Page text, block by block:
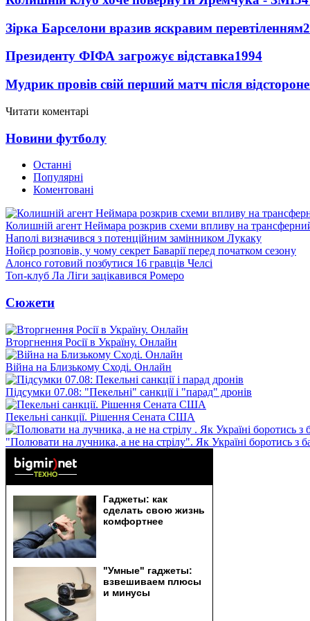
Зірка Барселони вразив яскравим перевтіленням
Президенту ФІФА загрожує відставка1994
Мудрик провів свій перший матч після
Читати коментарі
Новини футболу
Останні
Популярні
Коментовані
Колишній агент Неймара розкрив схеми впливу на
Наполі визначився з потенційним замінником Лукаку
Нойєр розповів, у чому секрет Баварії перед початком сезону
Алонсо готовий позбутися 16 гравців Челсі
Топ-клуб Ла Ліги зацікавився Ромеро
Сюжети
Вторгнення Росії в Україну. Онлайн
Війна на Близькому Сході. Онлайн
Підсумки 07.08: "Пекельні" санкції і "парад" дронів
Пекельні санкції. Рішення Сената США
"Полювати на лучника, а не на стрілу". Як Україні боротись з